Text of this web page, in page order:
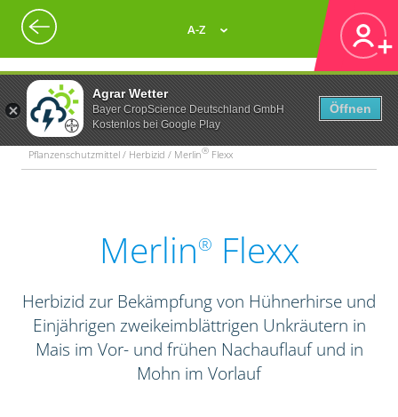
Agrar Wetter
Bayer CropScience Deutschland GmbH
Kostenlos bei Google Play
Öffnen
A-Z
Pflanzenschutzmittel / Herbizid / Merlin® Flexx
Merlin® Flexx
Herbizid zur Bekämpfung von Hühnerhirse und
Einjährigen zweikeimblättrigen Unkräutern in
Mais im Vor- und frühen Nachauflauf und in
Mohn im Vorlauf